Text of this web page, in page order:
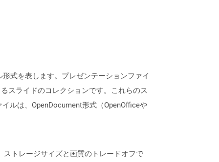
式を表します。プレゼンテーションファイ
スライドのコレクションです。これらのス
ルは、OpenDocument形式（OpenOfficeや
トレージサイズと画質のトレードオフで